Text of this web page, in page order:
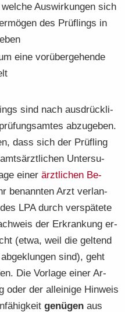
Aus­wir­kun­gen sich
des Prüf­lings in
eine vor­über­ge­hen­de
sind nach aus­drück­li­
ab­zu­ge­ben.
dass sich der Prüf­ling
Un­ter­su­
einer ärzt­li­chen Be­
be­nann­ten Arzt ver­lan­
LPA durch ver­spä­te­te
der Er­kran­kung er­
(etwa, weil die gel­tend
sind), geht
Die Vor­la­ge einer Ar­
oder der al­lei­ni­ge Hin­weis
ge­nü­gen aus